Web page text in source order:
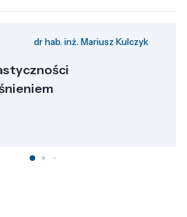
dr hab. inż. Mariusz Kulczyk